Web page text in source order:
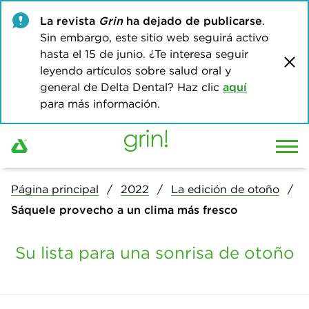
Página principal 2022
La edición de otoño
Sáquele provecho a un clima más fresco
La revista Grinha dejado de publicarse.
Sin embargo, este sitio web seguirá activo
hasta el 15 de junio. ¿Te interesa seguir
leyendo artículos sobre salud oral y
general de Delta Dental? Haz clic aquí
para más información.
Su lista para una sonrisa de otoño